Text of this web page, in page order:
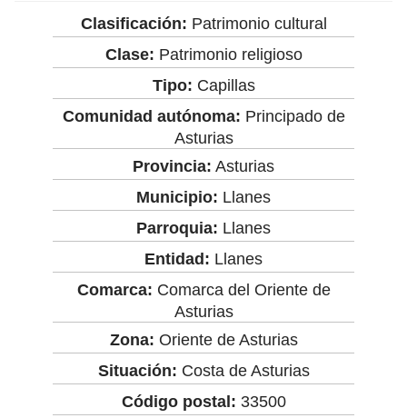
Clasificación: Patrimonio cultural
Clase: Patrimonio religioso
Tipo: Capillas
Comunidad autónoma: Principado de
Asturias
Provincia: Asturias
Municipio: Llanes
Parroquia: Llanes
Entidad: Llanes
Comarca: Comarca del Oriente de
Asturias
Zona: Oriente de Asturias
Situación: Costa de Asturias
Código postal: 33500